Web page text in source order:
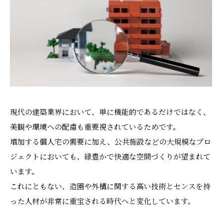
現代の建築業界において、単に機能的であるだけではなく、
美観や環境への配慮も重要視されているためです。
増加する個人宅の需要に加え、公共施設などの大規模なプロ
ジェクトにおいても、緑豊かで快適な空間づくりが望まれて
います。
これにともない、造園や外構に関する高い技術とセンスを持
った人材が非常に重宝される時代へと変化しています。